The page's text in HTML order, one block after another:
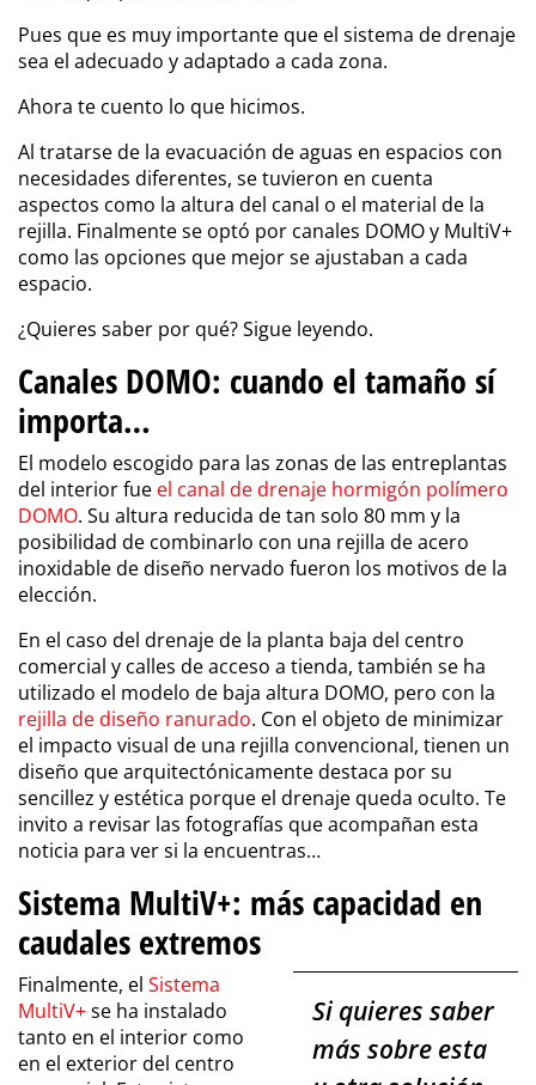
Pues que es muy importante que el sistema de drenaje
sea el adecuado y adaptado a cada zona.
Ahora te cuento lo que hicimos.
Al tratarse de la evacuación de aguas en espacios con
necesidades diferentes, se tuvieron en cuenta
aspectos como la altura del canal o el material de la
rejilla. Finalmente se optó por canales DOMO y MultiV+
como las opciones que mejor se ajustaban a cada
espacio.
¿Quieres saber por qué? Sigue leyendo.
Canales DOMO: cuando el tamaño sí
importa…
El modelo escogido para las zonas de las entreplantas
del interior fue el canal de drenaje hormigón polímero
DOMO. Su altura reducida de tan solo 80 mm y la
posibilidad de combinarlo con una rejilla de acero
inoxidable de diseño nervado fueron los motivos de la
elección.
En el caso del drenaje de la planta baja del centro
comercial y calles de acceso a tienda, también se ha
utilizado el modelo de baja altura DOMO, pero con la
rejilla de diseño ranurado. Con el objeto de minimizar
el impacto visual de una rejilla convencional, tienen un
diseño que arquitectónicamente destaca por su
sencillez y estética porque el drenaje queda oculto. Te
invito a revisar las fotografías que acompañan esta
noticia para ver si la encuentras…
Sistema MultiV+: más capacidad en
caudales extremos
Si quieres saber
más sobre esta
Finalmente, el Sistema
MultiV+se ha instalado
tanto en el interior como
en el exterior del centro